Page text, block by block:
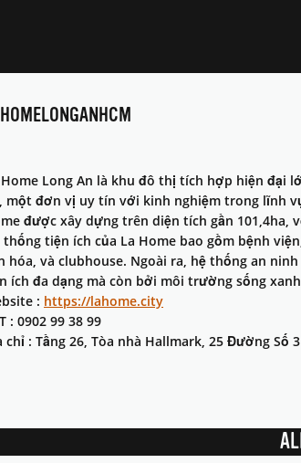
Home Long An là khu đô thị tích hợp hiện đại
một đơn vị uy tín với kinh nghiệm trong lĩnh
được xây dựng trên diện tích gần 101,4ha,
thống tiện ích của La Home bao gồm bệnh
hóa, và clubhouse. Ngoài ra, hệ thống an
ích đa dạng mà còn bởi môi trường sống
: https://lahome.city
: 0902 99 38 99
chỉ : Tầng 26, Tòa nhà Hallmark, 25 Đường Số